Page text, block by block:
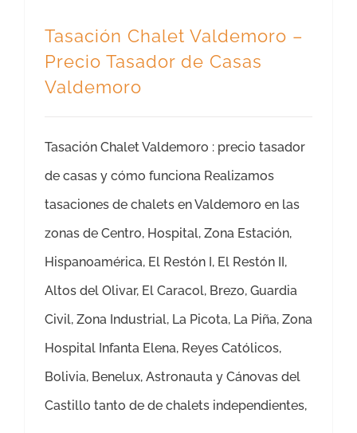
Tasación Chalet Valdemoro –
Precio Tasador de Casas
Valdemoro
Tasación Chalet Valdemoro : precio tasador
de casas y cómo funciona Realizamos
tasaciones de chalets en Valdemoro en las
zonas de Centro, Hospital, Zona Estación,
Hispanoamérica, El Restón I, El Restón II,
Altos del Olivar, El Caracol, Brezo, Guardia
Civil, Zona Industrial, La Picota, La Piña, Zona
Hospital Infanta Elena, Reyes Católicos,
Bolivia, Benelux, Astronauta y Cánovas del
Castillo tanto de de chalets independientes,